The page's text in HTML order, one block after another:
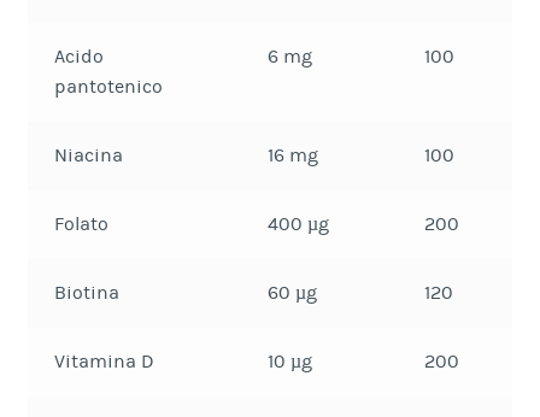
Acido
pantotenico
6 mg 100
Niacina 16 mg 100
Folato 400 µg 200
Biotina 60 µg 120
Vitamina D 10 µg 200